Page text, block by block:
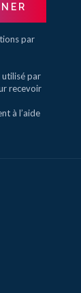
par
par
recevoir
à l’aide